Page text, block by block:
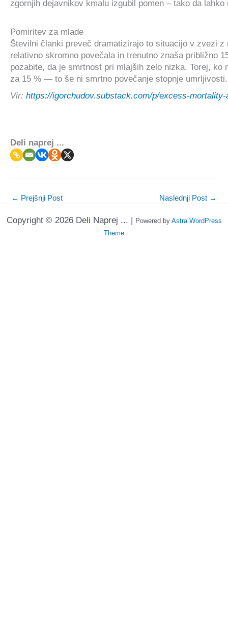
zgornjih dejavnikov kmalu izgubil pomen – tako da
Pomiritev za mlade
Številni članki preveč dramatizirajo to situacijo v zvezi
relativno skromno povečala in trenutno znaša približno
pozabite, da je smrtnost pri mlajših zelo nizka. Torej,
za 15 % — to še ni smrtno povečanje stopnje
Vir: https://igorchudov.substack.com/p/excess-
Deli naprej ...
← Prejšnji Post Naslednji Post →
Copyright © 2026 Deli Naprej ... | Powered by Astra WordPress
Theme